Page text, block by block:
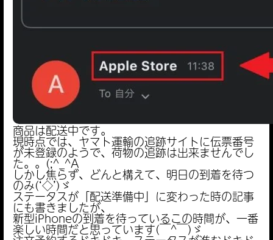
商品は配送中です。
現時点では、ヤマト運輸の追跡サイトに伝票番号
が未登録のようで、荷物の追跡は出来ませんでし
た。。(;^_^A
しかし焦らず、どんと構えて、明日の到着を待つ
のみ(‘◇’)ゞ
ステータスが「配送準備中」に変わった時の記事
にも書きましたが、
新型iPhoneの到着を待っているこの時間が、一番
楽しい時間だと思っています(￣^￣)ゞ